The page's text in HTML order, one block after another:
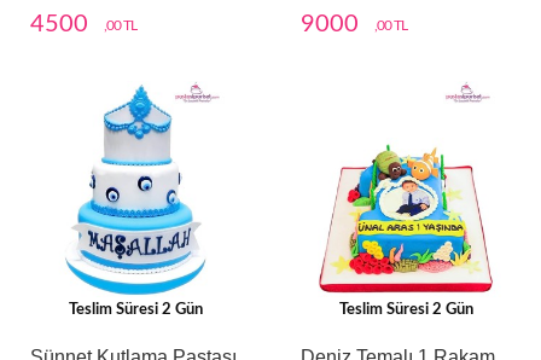
4500 ,00 TL 9000 ,00 TL
Teslim Süresi 2 Gün Teslim Süresi 2 Gün